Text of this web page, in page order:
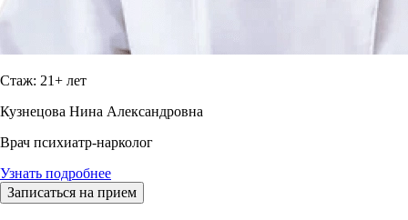
Стаж: 21+ лет
Кузнецова Нина Александровна
Врач психиатр-нарколог
Узнать подробнее
Записаться на прием